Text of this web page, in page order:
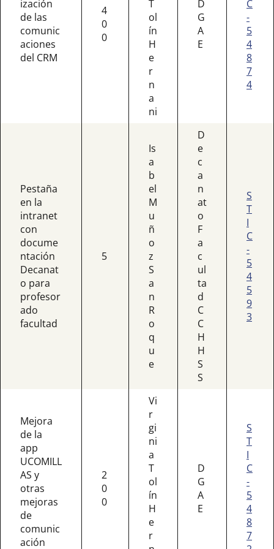
ización
de las
comunic
aciones
del CRM
4
0
0
T
ol
ín
H
e
r
n
a
ni
D
G
A
E
C
-
5
4
8
7
4
Pestaña
en la
intranet
con
docume
ntación
Decanat
o para
profesor
ado
facultad
5
Is
a
b
el
M
u
ñ
o
z
S
a
n
R
o
q
u
e
D
e
c
a
n
at
o
F
a
c
ul
ta
d
C
C
H
H
S
S
S
T
I
C
-
5
4
5
9
3
Mejora
de la
app
UCOMILL
AS y
otras
mejoras
de
comunic
ación
2
0
0
Vi
r
gi
ni
a
T
ol
ín
H
e
r
D
G
A
E
S
T
I
C
-
5
4
8
7